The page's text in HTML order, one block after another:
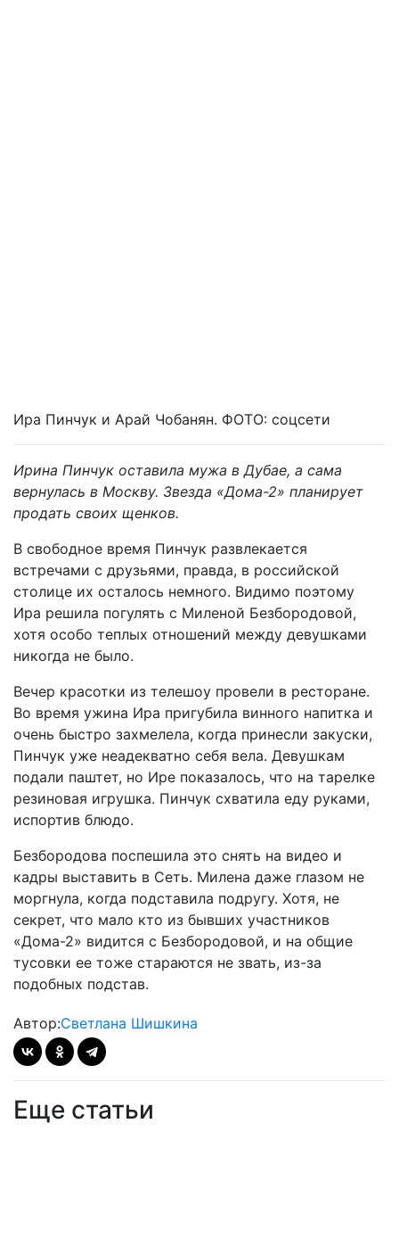
Ира Пинчук и Арай Чобанян. ФОТО: соцсети
Ирина Пинчук оставила мужа в Дубае, а сама
вернулась в Москву. Звезда «Дома-2» планирует
продать своих щенков.
В свободное время Пинчук развлекается
встречами с друзьями, правда, в российской
столице их осталось немного. Видимо поэтому
Ира решила погулять с Миленой Безбородовой,
хотя особо теплых отношений между девушками
никогда не было.
Вечер красотки из телешоу провели в ресторане.
Во время ужина Ира пригубила винного напитка и
очень быстро захмелела, когда принесли закуски,
Пинчук уже неадекватно себя вела. Девушкам
подали паштет, но Ире показалось, что на тарелке
резиновая игрушка. Пинчук схватила еду руками,
испортив блюдо.
Безбородова поспешила это снять на видео и
кадры выставить в Сеть. Милена даже глазом не
моргнула, когда подставила подругу. Хотя, не
секрет, что мало кто из бывших участников
«Дома-2» видится с Безбородовой, и на общие
тусовки ее тоже стараются не звать, из-за
подобных подстав.
Автор:Светлана Шишкина
Еще статьи